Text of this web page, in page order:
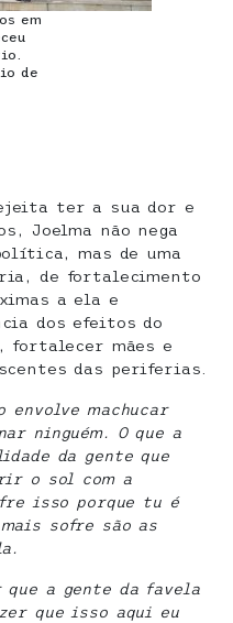
em
de
ter a sua dor e
Joelma não nega
mas de uma
de fortalecimento
a ela e
dos efeitos do
fortalecer mães e
das periferias.
envolve machucar
ninguém. O que a
da gente que
o sol com a
isso porque tu é
sofre são as
a gente da favela
que isso aqui eu